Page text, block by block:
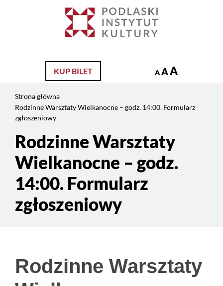
Wielkanocne
14:00.
Formularz
zgłoszeniowy
KUP BILET A AA
Strona główna
Rodzinne Warsztaty Wielkanocne – godz. 14:00. Formularz
zgłoszeniowy
Treść
stronyRodzinne Warsztaty
Wielkanocne – godz.
14:00. Formularz
zgłoszeniowy
Rodzinne
Warsztaty
Rodzinne Warsztaty